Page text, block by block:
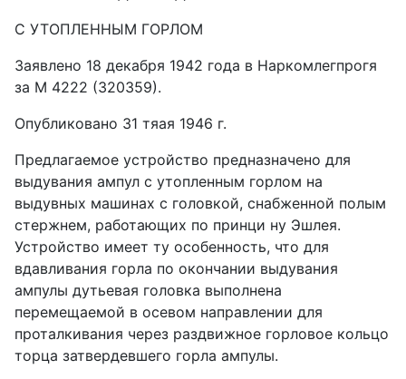
С УТОПЛЕННЫМ ГОРЛОМ
Заявлено 18 декабря 1942 года в Наркомлегпрогя
за М 4222 (320359).
Опубликовано 31 тяая 1946 г.
Предлагаемое устройство предназначено для
выдувания ампул с утопленным горлом на
выдувных машинах с головкой, снабженной полым
стержнем, работающих по принци ну Эшлея.
Устройство имеет ту особенность, что для
вдавливания горла по окончании выдувания
ампулы дутьевая головка выполнена
перемещаемой в осевом направлении для
проталкивания через раздвижное горловое кольцо
торца затвердевшего горла ампулы.